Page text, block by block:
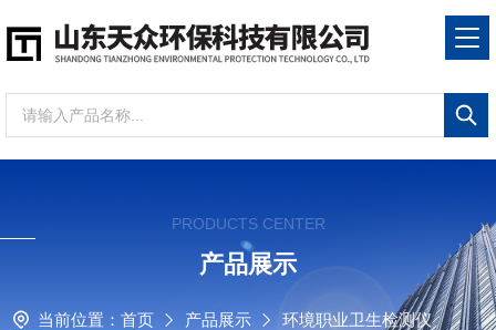
PRODUCTS CENTER
产品展示
当前位置： 首页 产品展示
环境职业卫生检测仪